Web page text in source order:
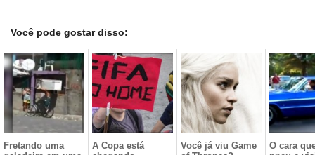
Você pode gostar disso:
Fretando uma
A Copa está
Você já viu Game
O cara